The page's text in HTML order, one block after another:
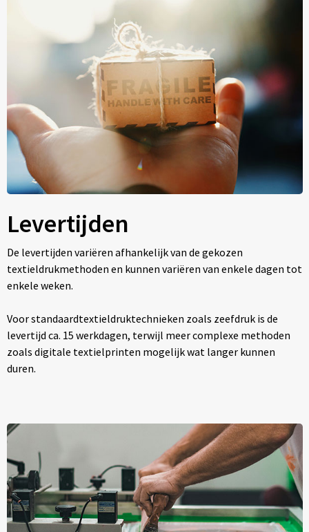
Levertijden
De levertijden variëren afhankelijk van de gekozen
textieldrukmethoden en kunnen variëren van enkele dagen tot
enkele weken.
Voor standaardtextieldruktechnieken zoals zeefdruk is de
levertijd ca. 15 werkdagen, terwijl meer complexe methoden
zoals digitale textielprinten mogelijk wat langer kunnen
duren.